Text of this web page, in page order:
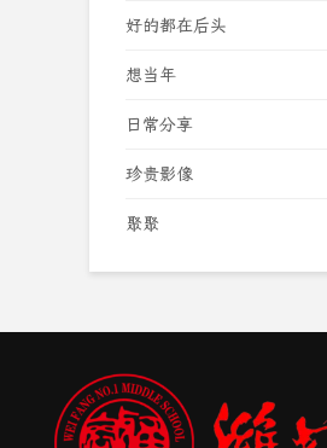
好的都在后头
想当年
日常分享
珍贵影像
聚聚